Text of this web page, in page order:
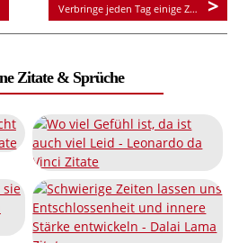
Verbringe jeden Tag einige Zeit mit dir selbst.
Zitate & Sprüche